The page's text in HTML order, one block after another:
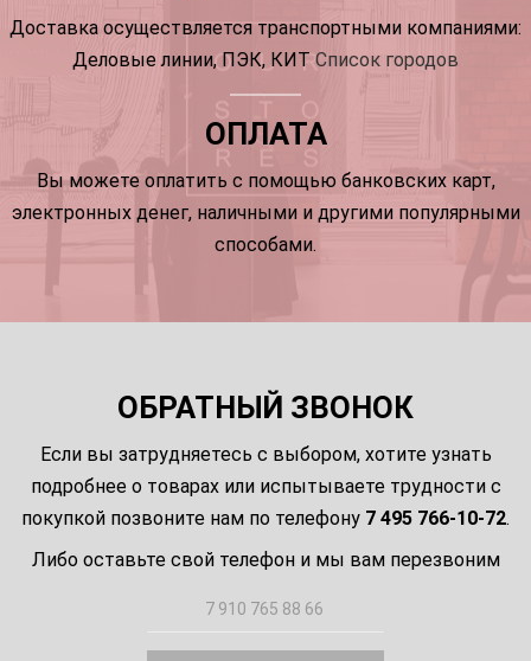
Доставка осуществляется транспортными компаниями:
Деловые линии, ПЭК, КИТ Список городов
ОПЛАТА
Вы можете оплатить с помощью банковских карт,
электронных денег, наличными и другими популярными
способами.
ОБРАТНЫЙ ЗВОНОК
Если вы затрудняетесь с выбором, хотите узнать
подробнее о товарах или испытываете трудности с
покупкой позвоните нам по телефону 7 495 766-10-72.
Либо оставьте свой телефон и мы вам перезвоним